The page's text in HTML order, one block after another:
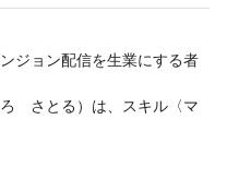
ジョン配信を生業にする者
さとる）は、スキル〈マ